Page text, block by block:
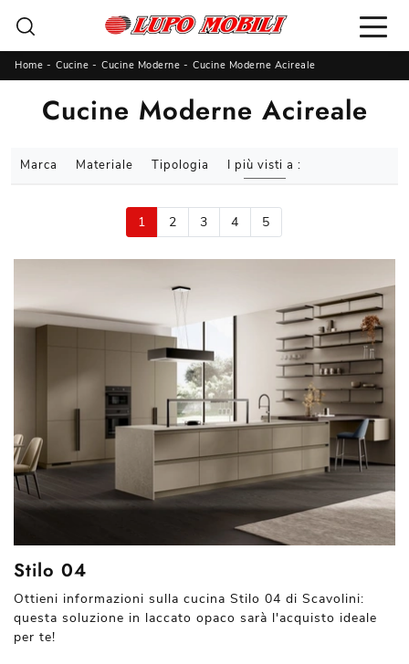
Home - Cucine - Cucine Moderne - Cucine Moderne Acireale
Cucine Moderne Acireale
Marca Materiale Tipologia I più visti a :
1 2 3 4 5
Stilo 04
Ottieni informazioni sulla cucina Stilo 04 di Scavolini:
questa soluzione in laccato opaco sarà l'acquisto ideale
per te!